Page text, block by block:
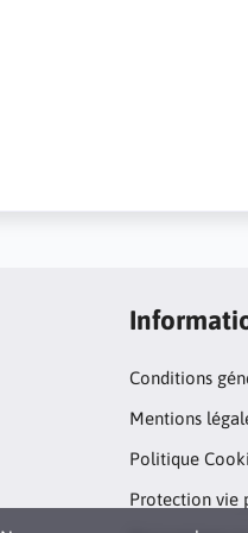
Conditions
Mentions
Politique
Protection vie